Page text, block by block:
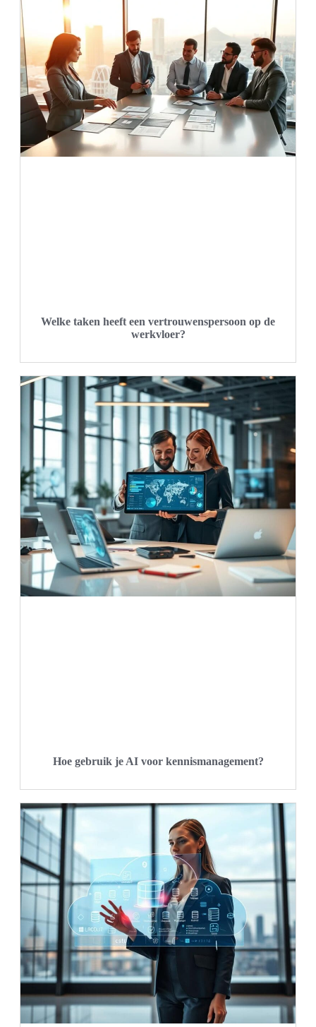
Welke taken heeft een vertrouwenspersoon op de
werkvloer?
Hoe gebruik je AI voor kennismanagement?